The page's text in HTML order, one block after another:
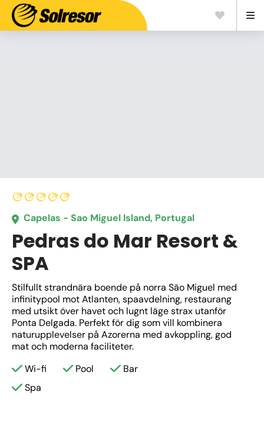
Capelas - Sao Miguel Island, Portugal
Pedras do Mar Resort &
SPA
Stilfullt strandnära boende på norra São Miguel med
infinitypool mot Atlanten, spaavdelning, restaurang
med utsikt över havet och lugnt läge strax utanför
Ponta Delgada. Perfekt för dig som vill kombinera
naturupplevelser på Azorerna med avkoppling, god
mat och moderna faciliteter.
Wi-fi
Pool
Bar
Spa